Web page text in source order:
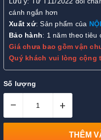
cánh ngắn hơn
Xuất xứ: Sản phẩm của
Bảo hành: 1 năm theo tiêu
Giá chưa bao gồm vận
Quý khách vui lòng cộng
Số lượng
– +
THÊM